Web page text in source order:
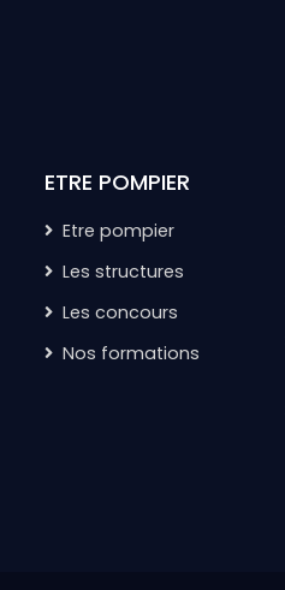
ETRE POMPIER
Etre pompier
Les structures
Les concours
Nos formations